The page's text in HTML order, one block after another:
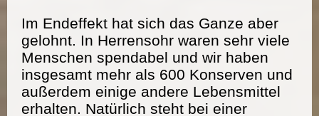
Im Endeffekt hat sich das Ganze aber
gelohnt. In Herrensohr waren sehr viele
Menschen spendabel und wir haben
insgesamt mehr als 600 Konserven und
außerdem einige andere Lebensmittel
erhalten. Natürlich steht bei einer